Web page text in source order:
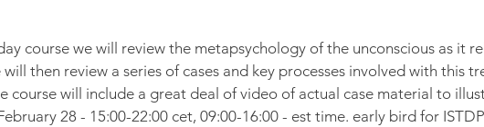
course we will review the metapsychology of the unconscious as it
then review a series of cases and key processes involved with this
course will include a great deal of video of actual case material to
28 - 15:00-22:00 cet, 09:00-16:00 - est time. early bird for